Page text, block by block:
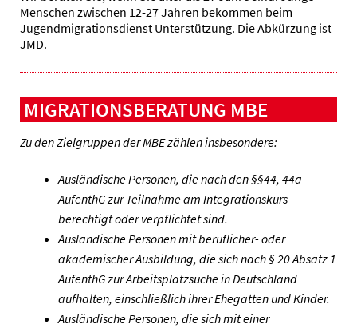
Menschen zwischen 12-27 Jahren bekommen beim
Jugendmigrationsdienst Unterstützung. Die Abkürzung ist
JMD.
MIGRATIONSBERATUNG MBE
Zu den Zielgruppen der MBE zählen insbesondere:
Ausländische Personen, die nach den §§44, 44a
AufenthG zur Teilnahme am Integrationskurs
berechtigt oder verpflichtet sind.
Ausländische Personen mit beruflicher- oder
akademischer Ausbildung, die sich nach § 20 Absatz 1
AufenthG zur Arbeitsplatzsuche in Deutschland
aufhalten, einschließlich ihrer Ehegatten und Kinder.
Ausländische Personen, die sich mit einer